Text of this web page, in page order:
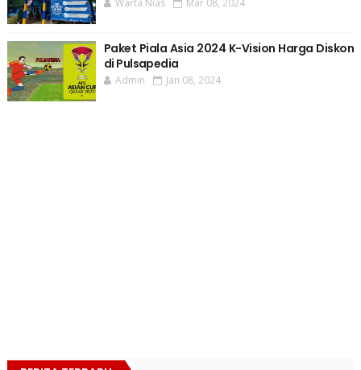
Warta Nias Mar 08, 2024
Paket Piala Asia 2024 K-Vision Harga Diskon
di Pulsapedia
Admin Jan 08, 2024